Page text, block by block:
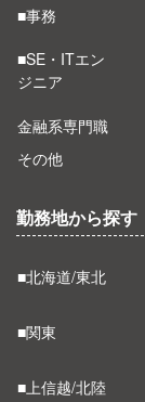
■事務
■SE・ITエン
ジニア
金融系専門職
その他
勤務地から探す
■北海道/東北
■関東
■上信越/北陸